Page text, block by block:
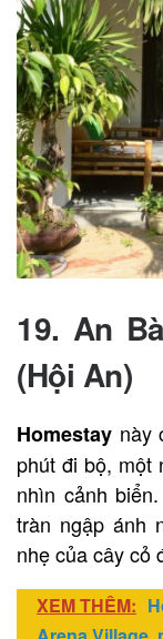
Khoảng không
là điểm hẹn vô
bạn sẽ cảm
Trung trong
dịu đi tiết trời.